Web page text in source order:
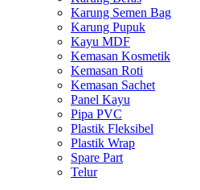
Karung Semen Bag
Karung Pupuk
Kayu MDF
Kemasan Kosmetik
Kemasan Roti
Kemasan Sachet
Panel Kayu
Pipa PVC
Plastik Fleksibel
Plastik Wrap
Spare Part
Telur